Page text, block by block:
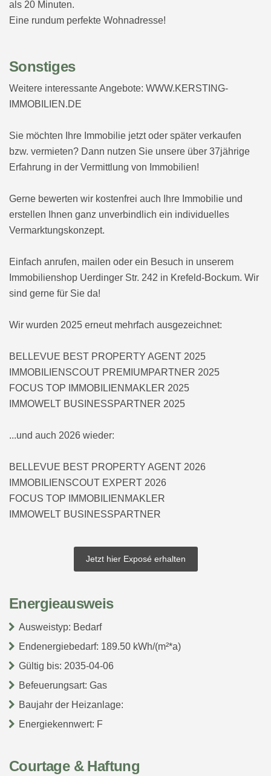
als 20 Minuten.
Eine rundum perfekte Wohnadresse!
Sonstiges
Weitere interessante Angebote: WWW.KERSTING-
IMMOBILIEN.DE
Sie möchten Ihre Immobilie jetzt oder später verkaufen
bzw. vermieten? Dann nutzen Sie unsere über 37jährige
Erfahrung in der Vermittlung von Immobilien!
Gerne bewerten wir kostenfrei auch Ihre Immobilie und
erstellen Ihnen ganz unverbindlich ein individuelles
Vermarktungskonzept.
Einfach anrufen, mailen oder ein Besuch in unserem
Immobilienshop Uerdinger Str. 242 in Krefeld-Bockum. Wir
sind gerne für Sie da!
Wir wurden 2025 erneut mehrfach ausgezeichnet:
BELLEVUE BEST PROPERTY AGENT 2025
IMMOBILIENSCOUT PREMIUMPARTNER 2025
FOCUS TOP IMMOBILIENMAKLER 2025
IMMOWELT BUSINESSPARTNER 2025
...und auch 2026 wieder:
BELLEVUE BEST PROPERTY AGENT 2026
IMMOBILIENSCOUT EXPERT 2026
FOCUS TOP IMMOBILIENMAKLER
IMMOWELT BUSINESSPARTNER
Jetzt hier Exposé erhalten
Energieausweis
Ausweistyp: Bedarf
Endenergiebedarf: 189.50 kWh/(m²*a)
Gültig bis: 2035-04-06
Befeuerungsart: Gas
Baujahr der Heizanlage:
Energiekennwert: F
Courtage & Haftung